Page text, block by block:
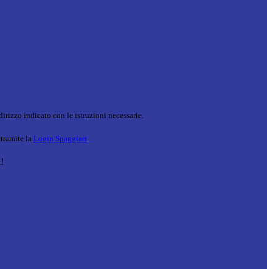
indicato con le istruzioni necessarie.
la Login Spaggiari